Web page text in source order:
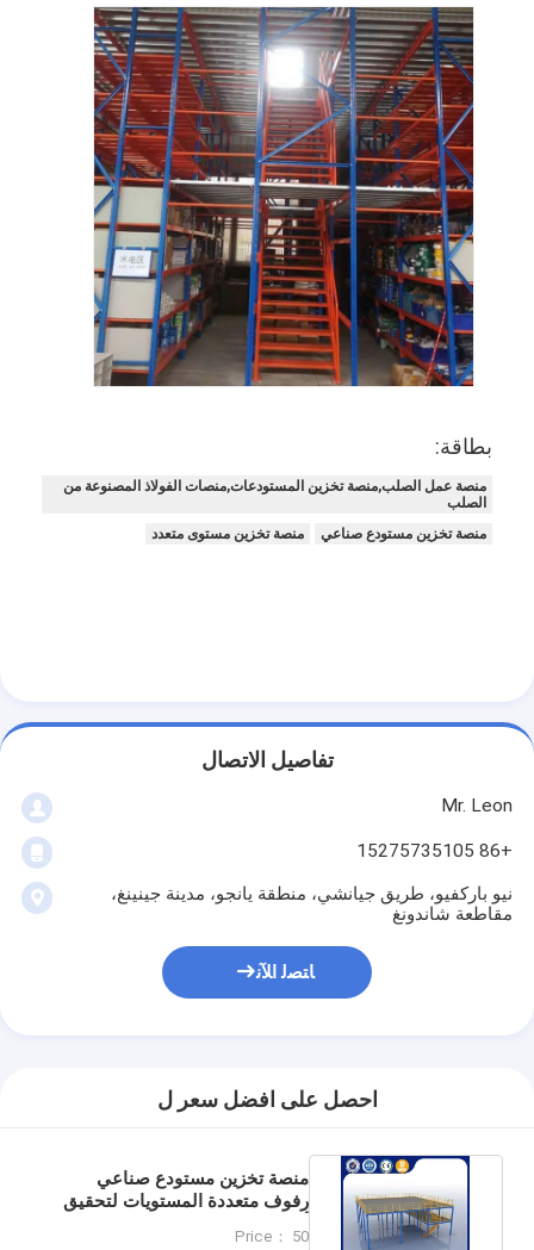
بطاقة:
منصة عمل الصلب,منصة تخزين المستودعات,منصات الفولاذ المصنوعة من
الصلب
منصة تخزين مستودع صناعي
منصة تخزين مستوى متعدد
تفاصيل الاتصال
Mr. Leon
+86 15275735105
نيو باركفيو، طريق جيانشي، منطقة يانجو، مدينة جينينغ،
مقاطعة شاندونغ
ﺎﺘﺼﻟ ﺍﻶﻧ
احصل على افضل سعر ل
منصة تخزين مستودع صناعي
رفوف متعددة المستويات لتحقيق
Price： 50